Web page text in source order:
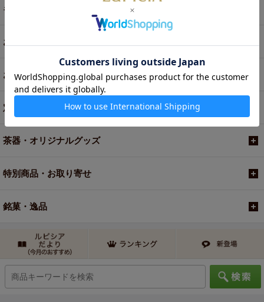
ギフト
お菓子・食品・飲料
お買い得商品
定期便
茶器・オリジナルグッズ
特別商品・お取り寄せ
銘菓・逸品